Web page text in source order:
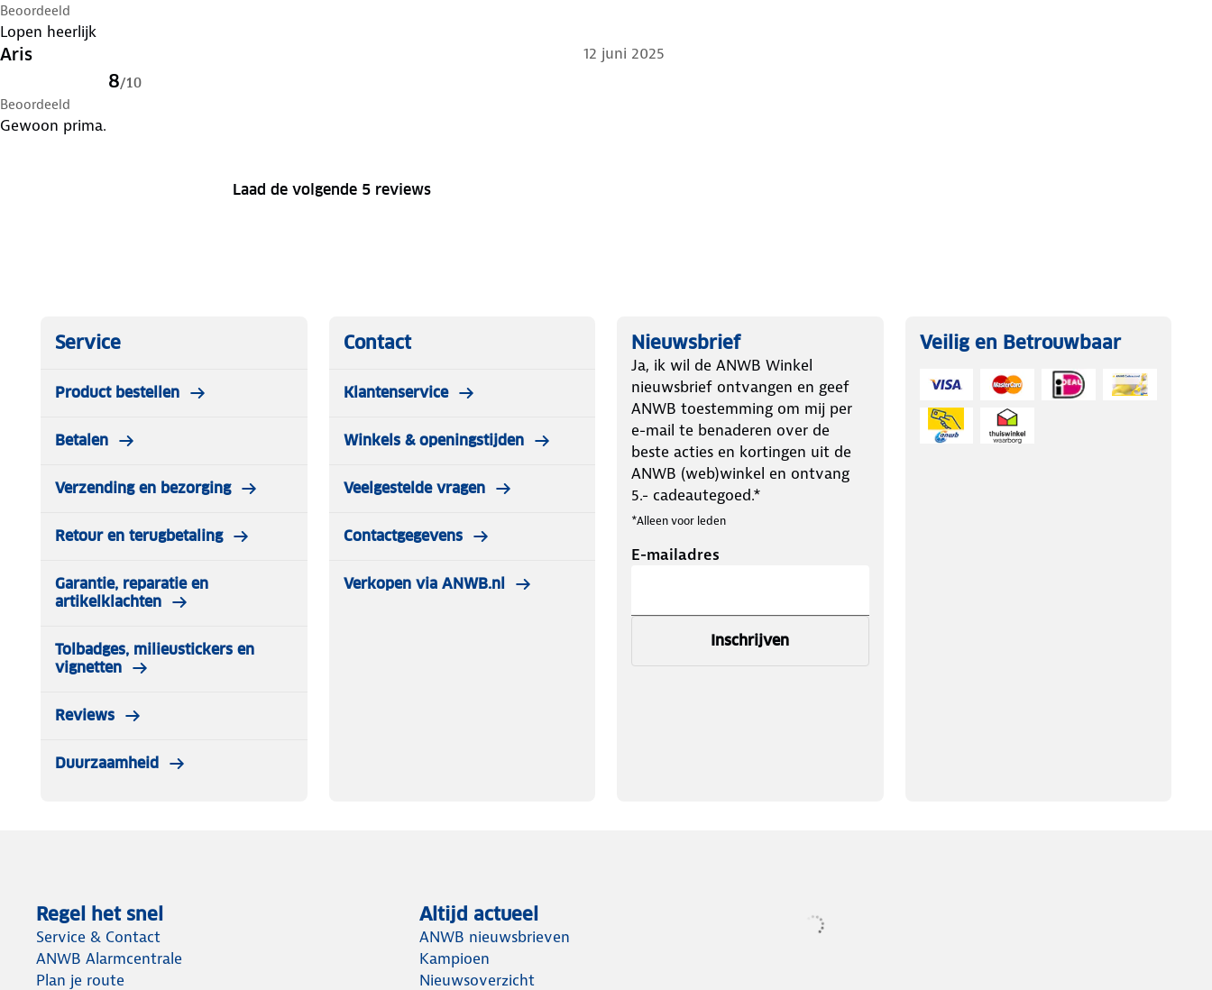
Beoordeeld
Lopen heerlijk
Aris 12 juni 2025
8/10
Beoordeeld
Gewoon prima.
Laad de volgende 5 reviews
Service
Product bestellen
Betalen
Verzending en bezorging
Retour en terugbetaling
Garantie, reparatie en
artikelklachten
Tolbadges, milieustickers en
vignetten
Reviews
Duurzaamheid
Contact
Klantenservice
Winkels & openingstijden
Veelgestelde vragen
Contactgegevens
Verkopen via ANWB.nl
Nieuwsbrief
Ja, ik wil de ANWB Winkel
nieuwsbrief ontvangen en geef
ANWB toestemming om mij per
e-mail te benaderen over de
beste acties en kortingen uit de
ANWB (web)winkel en ontvang
5.- cadeautegoed.*
*Alleen voor leden
E-mailadres
Inschrijven
Veilig en Betrouwbaar
Regel het snel
Service & Contact
ANWB Alarmcentrale
Plan je route
Altijd actueel
ANWB nieuwsbrieven
Kampioen
Nieuwsoverzicht